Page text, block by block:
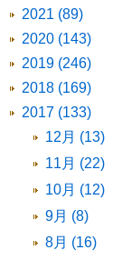
2021 (89)
2020 (143)
2019 (246)
2018 (169)
2017 (133)
12月 (13)
11月 (22)
10月 (12)
9月 (8)
8月 (16)